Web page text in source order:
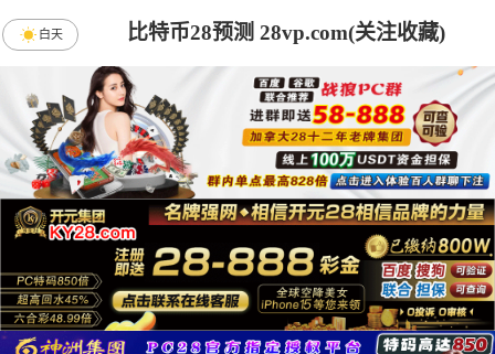
比特币28预测 28vp.com(关注收藏)
白天